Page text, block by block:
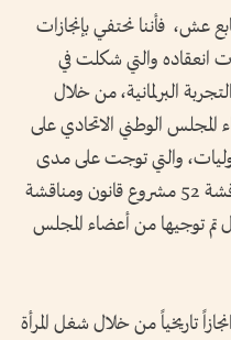
عش، فأننا نحتفي بإنجازات
انعقاده والتي شكلت في
البرلمانية، من خلال
المجلس الوطني الاتحادي على
والتي توجت على مدى
السنوات الأربعة بعقد 57 جلسة ومناقشة 52 مشروع قانون ومناقشة
عاماً، وأجاب على 171 سؤال تم توجيها من أعضاء المجلس
تاريخياً من خلال شغل المرأة